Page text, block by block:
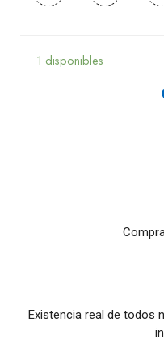
1 disponibles
Existencia real de todos